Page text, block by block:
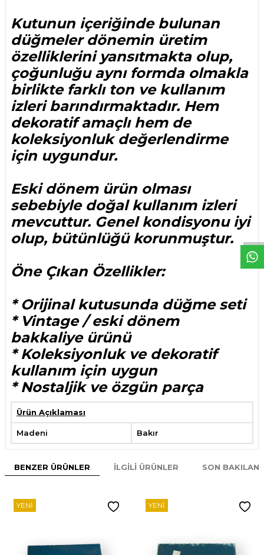
W
h
t
s
p
p
D
e
s
e
H
a
t
t
Kutunun içeriğinde bulunan
düğmeler dönemin üretim
özelliklerini yansıtmakta olup,
çoğunluğu aynı formda olmakla
birlikte farklı ton ve kullanım
izleri barındırmaktadır. Hem
dekoratif amaçlı hem de
koleksiyonluk değerlendirme
için uygundur.
Eski dönem ürün olması
sebebiyle doğal kullanım izleri
mevcuttur. Genel kondisyonu iyi
olup, bütünlüğü korunmuştur.
Öne Çıkan Özellikler:
* Orijinal kutusunda düğme seti
* Vintage / eski dönem
bakkaliye ürünü
* Koleksiyonluk ve dekoratif
kullanım için uygun
* Nostaljik ve özgün parça
Ürün Açıklaması
Madeni Bakır
BENZER ÜRÜNLER İLGILI ÜRÜNLER SON
YENI YENI